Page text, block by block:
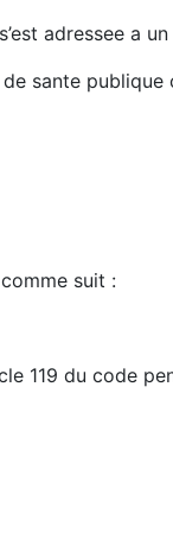
adressee a
sante
suit :
119 du code